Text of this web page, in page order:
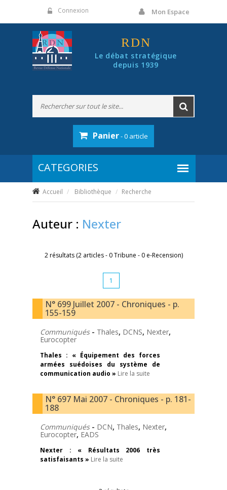
Connexion Mon Espace
RDN
Le débat stratégique
depuis 1939
Panier- 0 article
Accueil Bibliothèque Recherche
Auteur : Nexter
2 résultats (2 articles - 0 Tribune - 0 e-Recension)
1
N° 699 Juillet 2007 - Chroniques - p.
155-159
Communiqués - Thales, DCNS, Nexter,
Eurocopter
Thales : « Équipement des forces
armées suédoises du système de
communication audio » Lire la suite
N° 697 Mai 2007 - Chroniques - p. 181-
188
Communiqués - DCN, Thales, Nexter,
Eurocopter, EADS
Nexter : « Résultats 2006 très
satisfaisants » Lire la suite